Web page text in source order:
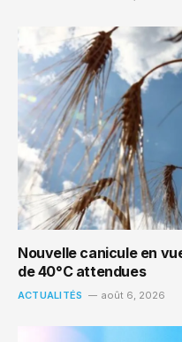
Nouvelle canicule en
de 40°C attendues
ACTUALITÉS août 6, 2026